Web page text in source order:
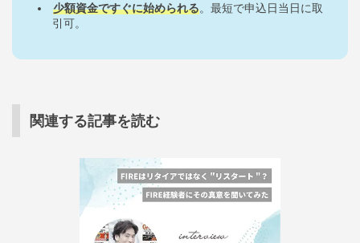
少額資金ですぐに始められる。最短で申込日当日に取
引可。
関連する記事を読む